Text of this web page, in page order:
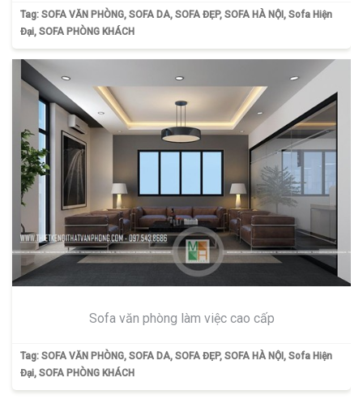
Tag: SOFA VĂN PHÒNG, SOFA DA, SOFA ĐẸP, SOFA HÀ NỘI , Sofa Hiện
Đại, SOFA PHÒNG KHÁCH
Sofa văn phòng làm việc cao cấp
Tag: SOFA VĂN PHÒNG, SOFA DA, SOFA ĐẸP, SOFA HÀ NỘI, Sofa Hiện
Đại, SOFA PHÒNG KHÁCH